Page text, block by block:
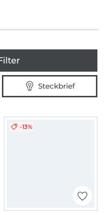
-13%